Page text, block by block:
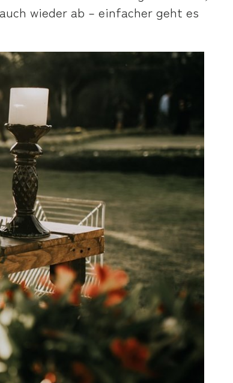
wieder ab – einfacher geht es